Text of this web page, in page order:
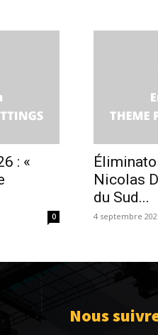
: «
0
Nicolas
du Sud...
4 septembre
Nous